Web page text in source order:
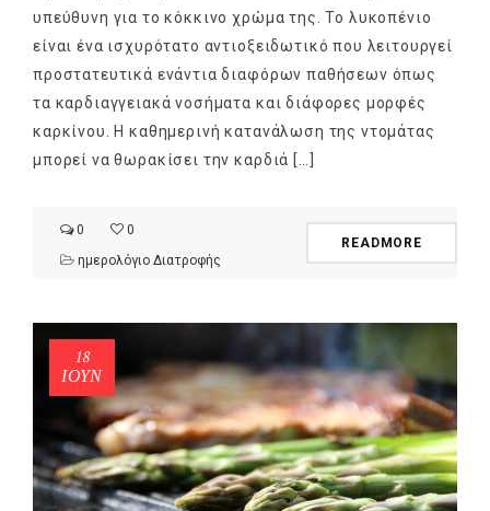
υπεύθυνη για το κόκκινο χρώμα της. Το λυκοπένιο
είναι ένα ισχυρότατο αντιοξειδωτικό που λειτουργεί
προστατευτικά ενάντια διαφόρων παθήσεων όπως
τα καρδιαγγειακά νοσήματα και διάφορες μορφές
καρκίνου. Η καθημερινή κατανάλωση της ντομάτας
μπορεί να θωρακίσει την καρδιά […]
0
0
ημερολόγιο Διατροφής
READMORE
18
ΙΟΎΝ